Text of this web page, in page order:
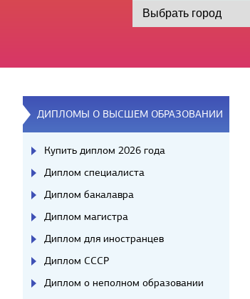
ДИПЛОМЫ О ВЫСШЕМ ОБРАЗОВАНИИ
Купить диплом 2026 года
Диплом специалиста
Диплом бакалавра
Диплом магистра
Диплом для иностранцев
Диплом СССР
Диплом о неполном образовании